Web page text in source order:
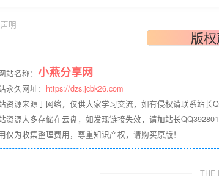
明
版
站名称： 小燕分享网
永久网址： https://dzs.jcbk26.com
资源来源于网络，仅供大家学习交流，如有侵权请联系站长
资源大多存储在云盘，如发现链接失效，请加站长
仅为收集整理费用，尊重知识产权，请购买原版！
THE